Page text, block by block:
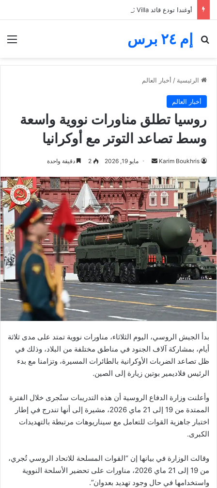
إم ٢٤ برس
بحث عن
الرئيسية / أخبار العالم
أخبار العالم
روسيا تطلق مناورات نووية واسعة
وسط تصاعد التوتر مع أوكرانيا
Karim Boukhris
أرسل
إلكترونيا
مايو 19, 2026 2 دقيقة واحدة
بدأ الجيش الروسي، اليوم الثلاثاء، مناورات نووية تمتد على مدى ثلاثة
أيام، بمشاركة آلاف الجنود في مناطق مختلفة من البلاد، وذلك في
ظل تصاعد الضربات الأوكرانية بالطائرات المسيرة، وتزامنا مع بدء
الرئيس فلاديمير بوتين زيارة إلى الصين.
وأعلنت وزارة الدفاع الروسية أن هذه التدريبات ستُجرى خلال الفترة
الممتدة من 19 إلى 21 ماي 2026، مشيرة إلى أنها تندرج في إطار
اختبار جاهزية القوات للتعامل مع سيناريوهات مرتبطة بالتهديدات
الكبرى.
وقالت الوزارة في بيانها إن “القوات المسلحة للاتحاد الروسي تُجري،
من 19 إلى 21 ماي 2026، مناورات على تحضير الأسلحة النووية
واستخدامها في حال وجود تهديد بعدوان”.